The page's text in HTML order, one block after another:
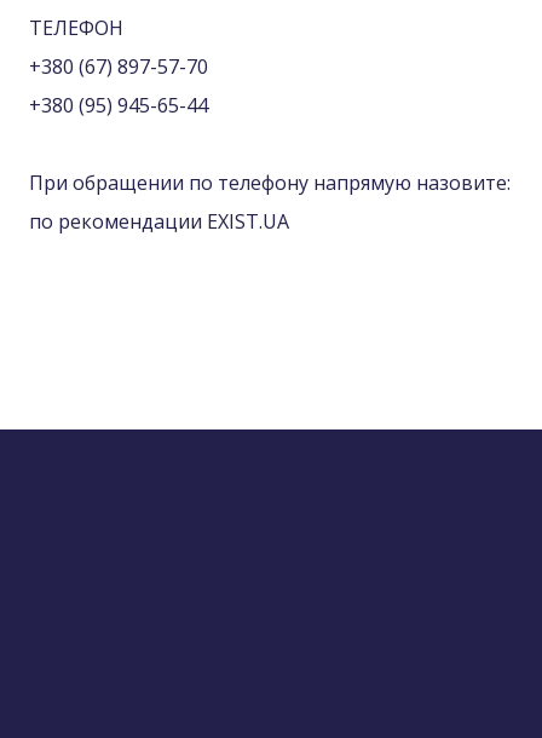
ТЕЛЕФОН
+380 (67) 897-57-70
+380 (95) 945-65-44
При обращении по телефону напрямую назовите:
по рекомендации EXIST.UA